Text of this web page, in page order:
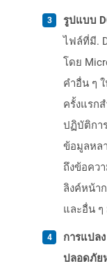
รูปแบบ
ไฟล์ที่มี.
โดย
คำอื่น ๆ
ครั้งแรก
ปฏิบัติกา
ข้อมูลหล
ถึงข้อคว
ลิงค์หน้า
และอื่น ๆ
การแปล
ปลอดภัย